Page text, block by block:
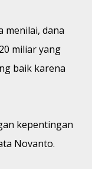
menilai, dana
miliar yang
baik karena
kepentingan
Novanto.